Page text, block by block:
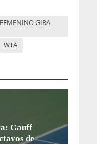
GIRA
WTA
Gauff
de